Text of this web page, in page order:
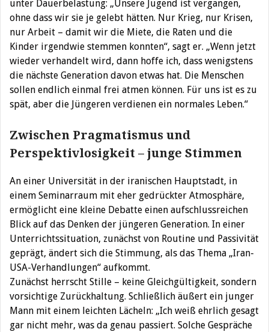
unter Dauerbelastung: „Unsere Jugend ist vergangen,
ohne dass wir sie je gelebt hätten. Nur Krieg, nur Krisen,
nur Arbeit – damit wir die Miete, die Raten und die
Kinder irgendwie stemmen konnten“, sagt er. „Wenn jetzt
wieder verhandelt wird, dann hoffe ich, dass wenigstens
die nächste Generation davon etwas hat. Die Menschen
sollen endlich einmal frei atmen können. Für uns ist es zu
spät, aber die Jüngeren verdienen ein normales Leben.“
Zwischen Pragmatismus und
Perspektivlosigkeit – junge Stimmen
An einer Universität in der iranischen Hauptstadt, in
einem Seminarraum mit eher gedrückter Atmosphäre,
ermöglicht eine kleine Debatte einen aufschlussreichen
Blick auf das Denken der jüngeren Generation. In einer
Unterrichtssituation, zunächst von Routine und Passivität
geprägt, ändert sich die Stimmung, als das Thema „Iran-
USA-Verhandlungen“ aufkommt.
Zunächst herrscht Stille – keine Gleichgültigkeit, sondern
vorsichtige Zurückhaltung. Schließlich äußert ein junger
Mann mit einem leichten Lächeln: „Ich weiß ehrlich gesagt
gar nicht mehr, was da genau passiert. Solche Gespräche